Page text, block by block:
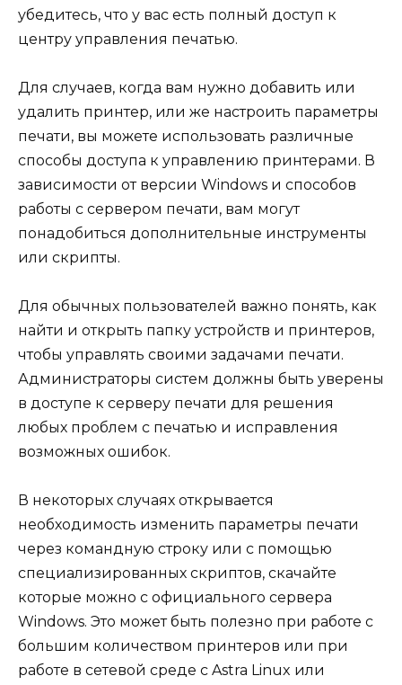
убедитесь, что у вас есть полный доступ к
центру управления печатью.
Для случаев, когда вам нужно добавить или
удалить принтер, или же настроить параметры
печати, вы можете использовать различные
способы доступа к управлению принтерами. В
зависимости от версии Windows и способов
работы с сервером печати, вам могут
понадобиться дополнительные инструменты
или скрипты.
Для обычных пользователей важно понять, как
найти и открыть папку устройств и принтеров,
чтобы управлять своими задачами печати.
Администраторы систем должны быть уверены
в доступе к серверу печати для решения
любых проблем с печатью и исправления
возможных ошибок.
В некоторых случаях открывается
необходимость изменить параметры печати
через командную строку или с помощью
специализированных скриптов, скачайте
которые можно с официального сервера
Windows. Это может быть полезно при работе с
большим количеством принтеров или при
работе в сетевой среде с Astra Linux или